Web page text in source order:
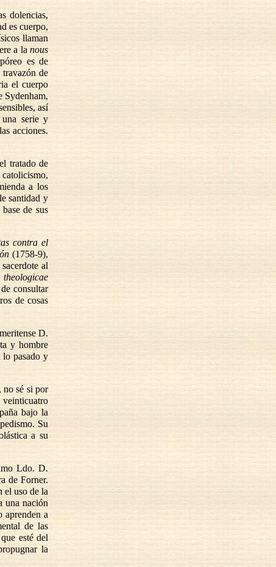
dolencias,
es cuerpo,
llaman
a lanous
es de
de
el cuerpo
Sydenham,
así
una serie y
acciones.
tratado de
a los
santidad y
de sus
contra el
(1758-9),
al
theologicae
consultar
de cosas
D.
y hombre
lo pasado y
sé si por
bajo la
Su
a su
Ldo. D.
de Forner.
el uso de la
una nación
aprenden a
de las
esté del
la